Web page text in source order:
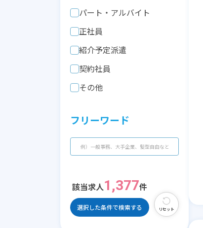
パート・アルバイト
正社員
紹介予定派遣
契約社員
その他
フリーワード
該当求人1,377件
選択した条件で検索する リセット